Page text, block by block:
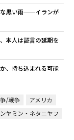
な黒い雨──イランが
本人は証言の延期を
、持ち込まれる可能
/戦争
アメリカ
ヤミン・ネタニヤフ